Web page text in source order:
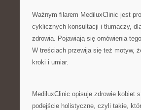
Ważnym filarem MediluxClinic jest
cyklicznych konsultacji i tłumaczy,
zdrowia. Pojawiają się omówienia
W treściach przewija się też motyw,
kroki i umiar.
MediluxClinic opisuje zdrowie kobiet
podejście holistyczne, czyli takie,